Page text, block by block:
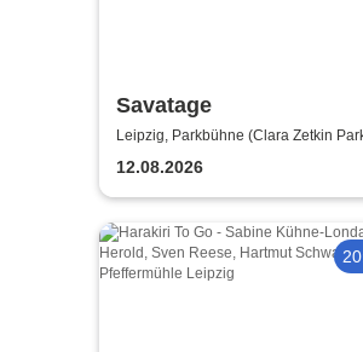
Savatage
Leipzig, Parkbühne (Clara Zetkin
12.08.2026